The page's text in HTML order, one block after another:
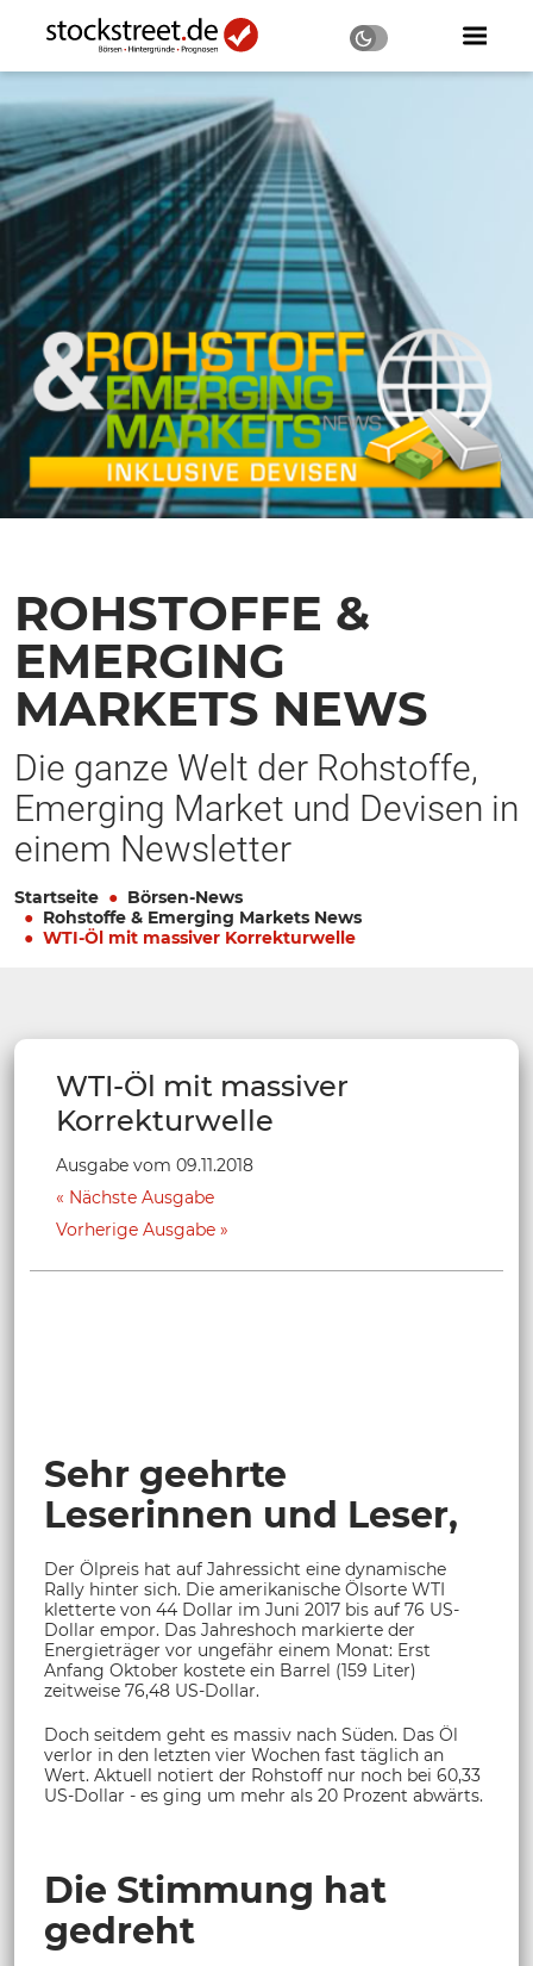
ROHSTOFFE &
EMERGING
MARKETS NEWS
Die ganze Welt der Rohstoffe,
Emerging Market und Devisen in
einem Newsletter
Startseite
Börsen-News
Rohstoffe & Emerging Markets News
WTI-Öl mit massiver Korrekturwelle
WTI-Öl mit massiver
Korrekturwelle
Ausgabe vom 09.11.2018
Nächste Ausgabe
Vorherige Ausgabe
Sehr geehrte
Leserinnen und Leser,
Der Ölpreis hat auf Jahressicht eine dynamische
Rally hinter sich. Die amerikanische Ölsorte WTI
kletterte von 44 Dollar im Juni 2017 bis auf 76 US-
Dollar empor. Das Jahreshoch markierte der
Energieträger vor ungefähr einem Monat: Erst
Anfang Oktober kostete ein Barrel (159 Liter)
zeitweise 76,48 US-Dollar.
Doch seitdem geht es massiv nach Süden. Das Öl
verlor in den letzten vier Wochen fast täglich an
Wert. Aktuell notiert der Rohstoff nur noch bei 60,33
US-Dollar - es ging um mehr als 20 Prozent abwärts.
Die Stimmung hat
gedreht